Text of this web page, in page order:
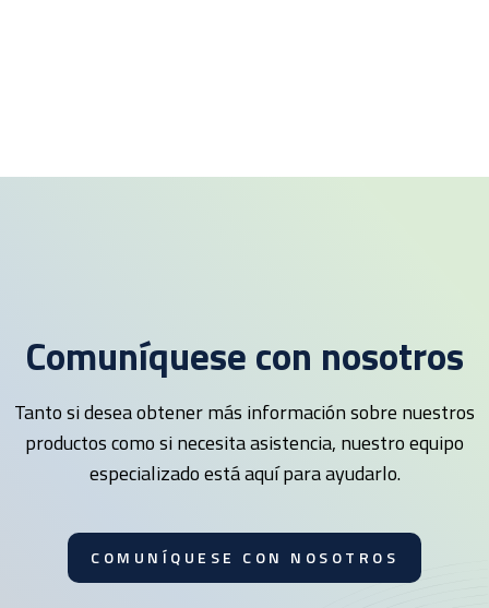
Comuníquese con nosotros
Tanto si desea obtener más información sobre nuestros
productos como si necesita asistencia, nuestro equipo
especializado está aquí para ayudarlo.
COMUNÍQUESE CON NOSOTROS